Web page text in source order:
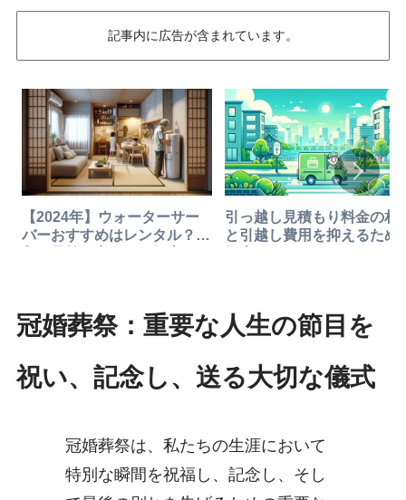
記事内に広告が含まれています。
【2024年】ウォーターサー
バーおすすめはレンタル？購
引っ越し見積もり料金の相
と引越し費用を抑えるため
冠婚葬祭：重要な人生の節目を
祝い、記念し、送る大切な儀式
冠婚葬祭は、私たちの生涯において
特別な瞬間を祝福し、記念し、そし